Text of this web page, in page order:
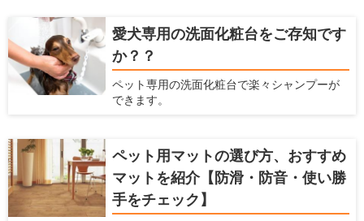
への迷惑が気になりますし、鳴いたり唸った
りしながら走ると近所への迷惑も気になりま
す。何より愛犬の健康に問題ないか心配にな
ると思います。この記事では、犬が家の中を
走り回るいくつかの原因を説明するととも
に、具体的な対処法を解説します。
愛犬専用の洗面化粧台をご存知です
か？？
ペット専用の洗面化粧台で楽々シャンプーが
できます。
ペット用マットの選び方、おすすめ
マットを紹介【防滑・防音・使い勝
手をチェック】